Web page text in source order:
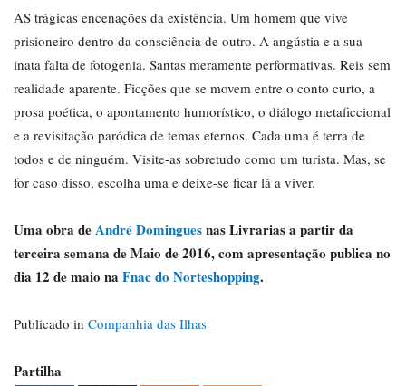
AS trágicas encenações da existência. Um homem que vive
prisioneiro dentro da consciência de outro. A angústia e a sua
inata falta de fotogenia. Santas meramente performativas. Reis sem
realidade aparente. Ficções que se movem entre o conto curto, a
prosa poética, o apontamento humorístico, o diálogo metaficcional
e a revisitação paródica de temas eternos. Cada uma é terra de
todos e de ninguém. Visite-as sobretudo como um turista. Mas, se
for caso disso, escolha uma e deixe-se ficar lá a viver.
Uma obra deAndré Dominguesnas Livrarias a partir da
terceira semana de Maio de 2016, com apresentação publica no
dia 12 de maio na Fnac do Norteshopping.
Publicado in Companhia das Ilhas
Partilha